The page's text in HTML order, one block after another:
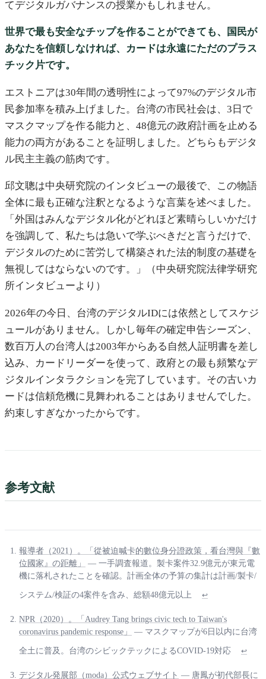
てデジタルガバナンスの授業かもしれません。
世界で最も安全なチップを作ることができても、国民が
あなたを信頼しなければ、カードは永遠にただのプラス
チック片です。
エストニアは30年間の透明性によって97%のデジタル市
民参加率を積み上げました。台湾の市民社会は、3日で
マスクマップを作る能力と、48億元の政府計画を止める
能力の両方があることを証明しました。どちらもデジタ
ル民主主義の筋肉です。
邱文聰は中央研究院のインタビューの最後で、この物語
全体に最も正確な注釈となるような言葉を述べました。
「外国はみんなデジタル化がどれほど素晴らしいかだけ
を強調して、私たちは急いで学ぶべきだと言うだけで、
デジタルのために苦労して構築された法的制度の基礎を
無視してはならないのです。」（中央研究院法律学研究
所インタビューより）
2026年の今日、台湾のデジタルIDには依然としてスケジ
ュールがありません。しかし毎年の確定申告シーズン、
数百万人の台湾人は2003年からある自然人証明書を差し
込み、カードリーダーを使って、政府との最も頻繁なデ
ジタルインタラクションを完了しています。その古いカ
ードは信頼危機に見舞われることはありませんでした。
約束しすぎなかったからです。
参考文献
報導者（2021）。「從被迫喊卡的數位身分證政策，看台灣與『數
位國家』の距離」
— 一手調査報道。製卡案件32.9億元が東元電
機に落札されたことを確認。計画全体の予算の集計は計画/製卡/
システム/検証の4案件を含み、総額48億元以上 ↩
NPR（2020）。「Audrey Tang brings civic tech to Taiwan's
coronavirus pandemic response」
— マスクマップが6日以内に台湾
全土に普及。台湾のシビックテックによるCOVID-19対応 ↩
デジタル発展部（moda）公式ウェブサイト — 唐鳳が初代部長に